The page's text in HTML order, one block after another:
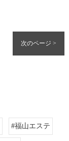
次のページ >
#福山エステ